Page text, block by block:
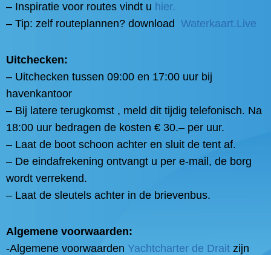
– Inspiratie voor routes vindt u hier.
– Tip: zelf routeplannen? download Waterkaart.Live
Uitchecken:
– Uitchecken tussen 09:00 en 17:00 uur bij
havenkantoor
– Bij latere terugkomst , meld dit tijdig telefonisch. Na
18:00 uur bedragen de kosten € 30.– per uur.
– Laat de boot schoon achter en sluit de tent af.
– De eindafrekening ontvangt u per e-mail, de borg
wordt verrekend.
– Laat de sleutels achter in de brievenbus.
Algemene voorwaarden:
-Algemene voorwaarden Yachtcharter de Drait zijn